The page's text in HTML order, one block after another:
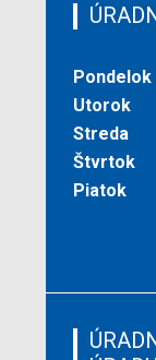
Pondelok
Utorok
Streda
Štvrtok
Piatok